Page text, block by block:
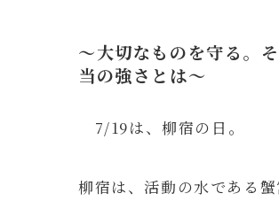
～大切なものを守る。
当の強さとは～
7/19は、柳宿の日。
柳宿は、活動の水である蟹